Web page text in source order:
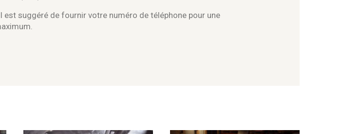
suggéré de fournir votre numéro de téléphone pour une